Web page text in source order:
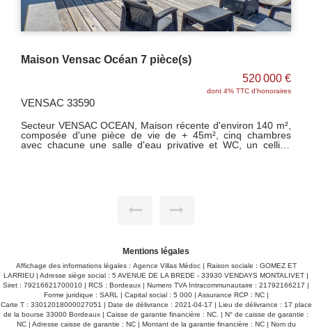
Maison Vensac Océan 7 pièce(s)
520 000 €
dont 4% TTC d'honoraires
VENSAC 33590
Secteur VENSAC OCEAN, Maison récente d'environ 140 m²,
composée d'une pièce de vie de + 45m², cinq chambres
avec chacune une salle d'eau privative et WC, un cellier.
Mentions légales
Affichage des informations légales : Agence Villas Médoc | Raison sociale : GOMEZ ET
LARRIEU | Adresse siège social : 5 AVENUE DE LA BREDE - 33930 VENDAYS MONTALIVET |
Siret : 79216621700010 | RCS : Bordeaux | Numero TVA Intracommunautaire : 21792166217 |
Forme juridique : SARL | Capital social : 5 000 | Assurance RCP : NC |
Carte T : 33012018000027051 | Date de délivrance : 2021-04-17 | Lieu de délivrance : 17 place
de la bourse 33000 Bordeaux | Caisse de garantie financière : NC. | N° de caisse de garantie :
NC | Adresse caisse de garantie : NC | Montant de la garantie financière : NC | Nom du